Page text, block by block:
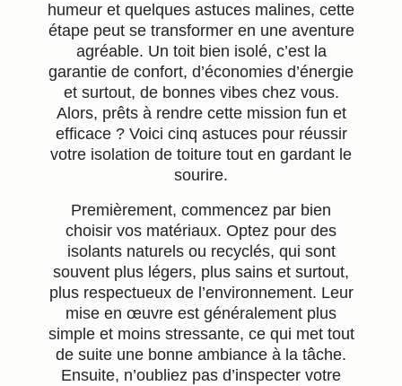
humeur et quelques astuces malines, cette
étape peut se transformer en une aventure
agréable. Un toit bien isolé, c’est la
garantie de confort, d’économies d’énergie
et surtout, de bonnes vibes chez vous.
Alors, prêts à rendre cette mission fun et
efficace ? Voici cinq astuces pour réussir
votre isolation de toiture tout en gardant le
sourire.
Premièrement, commencez par bien
choisir vos matériaux. Optez pour des
isolants naturels ou recyclés, qui sont
souvent plus légers, plus sains et surtout,
plus respectueux de l’environnement. Leur
mise en œuvre est généralement plus
simple et moins stressante, ce qui met tout
de suite une bonne ambiance à la tâche.
Ensuite, n’oubliez pas d’inspecter votre